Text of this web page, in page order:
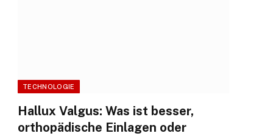
TECHNOLOGIE
Hallux Valgus: Was ist besser,
orthopädische Einlagen oder